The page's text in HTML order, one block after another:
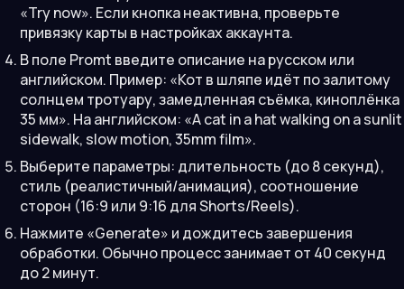
«Try now». Если кнопка неактивна, проверьте
привязку карты в настройках аккаунта.
В поле Promt введите описание на русском или
английском. Пример: «Кот в шляпе идёт по залитому
солнцем тротуару, замедленная съёмка, киноплёнка
35 мм». На английском: «A cat in a hat walking on a sunlit
sidewalk, slow motion, 35mm film».
Выберите параметры: длительность (до 8 секунд),
стиль (реалистичный/анимация), соотношение
сторон (16:9 или 9:16 для Shorts/Reels).
Нажмите «Generate» и дождитесь завершения
обработки. Обычно процесс занимает от 40 секунд
до 2 минут.